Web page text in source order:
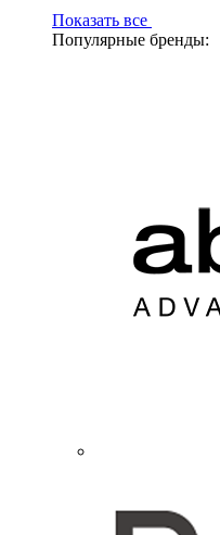
Показать все
Популярные бренды: